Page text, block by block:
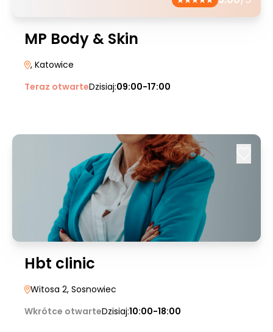
MP Body & Skin
, Katowice
Teraz otwarteDzisiaj:09:00-17:00
Hbt clinic
Witosa 2, Sosnowiec
Wkrótce otwarteDzisiaj:10:00-18:00